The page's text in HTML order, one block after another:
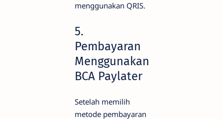
menggunakan QRIS.
5.
Pembayaran
Menggunakan
BCA Paylater
Setelah memilih
metode pembayaran